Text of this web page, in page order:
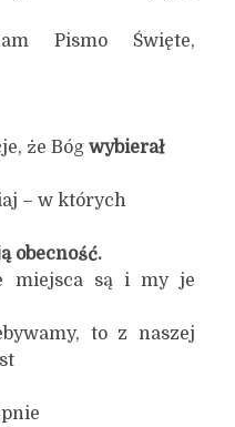
Pismo Święte,
że Bóg wybierał
– w których
obecność.
miejsca są i my je
to z naszej